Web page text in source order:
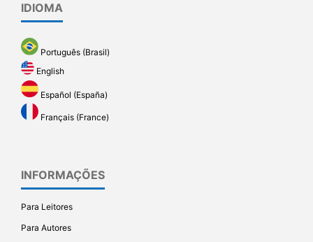
IDIOMA
Português (Brasil)
English
Español (España)
Français (France)
INFORMAÇÕES
Para Leitores
Para Autores